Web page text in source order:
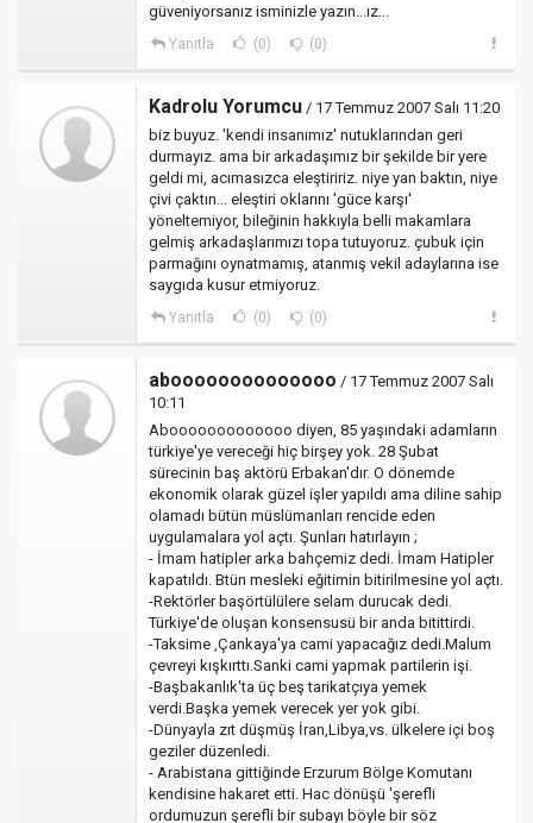
güveniyorsanız isminizle yazın...ız...
Yanıtla (0) (0)
Kadrolu Yorumcu / 17 Temmuz 2007 Salı 11:20
biz buyuz. 'kendi insanımız' nutuklarından geri
durmayız. ama bir arkadaşımız bir şekilde bir yere
geldi mi, acımasızca eleştiririz. niye yan baktın, niye
çivi çaktın... eleştiri oklarını 'güce karşı'
yöneltemiyor, bileğinin hakkıyla belli makamlara
gelmiş arkadaşlarımızı topa tutuyoruz. çubuk için
parmağını oynatmamış, atanmış vekil adaylarına ise
saygıda kusur etmiyoruz.
Yanıtla (0) (0)
aboooooooooooooo / 17 Temmuz 2007 Salı
10:11
Abooooooooooooo diyen, 85 yaşındaki adamların
türkiye'ye vereceği hiç birşey yok. 28 Şubat
sürecinin baş aktörü Erbakan'dır. O dönemde
ekonomik olarak güzel işler yapıldı ama diline sahip
olamadı bütün müslümanları rencide eden
uygulamalara yol açtı. Şunları hatırlayın ;
- İmam hatipler arka bahçemiz dedi. İmam Hatipler
kapatıldı. Btün mesleki eğitimin bitirilmesine yol açtı.
-Rektörler başörtülülere selam durucak dedi.
Türkiye'de oluşan konsensusü bir anda bitittirdi.
-Taksime ,Çankaya'ya cami yapacağız dedi.Malum
çevreyi kışkırttı.Sanki cami yapmak partilerin işi.
-Başbakanlık'ta üç beş tarikatçıya yemek
verdi.Başka yemek verecek yer yok gibi.
-Dünyayla zıt düşmüş İran,Libya,vs. ülkelere içi boş
geziler düzenledi.
- Arabistana gittiğinde Erzurum Bölge Komutanı
kendisine hakaret etti. Hac dönüşü 'şerefli
ordumuzun şerefli bir subayı böyle bir söz